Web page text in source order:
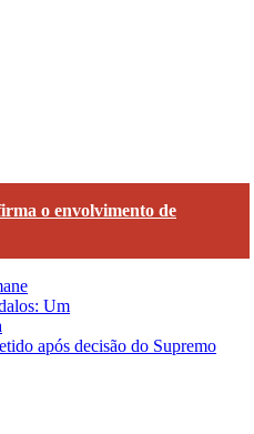
o envolvimento de
Um
após decisão do Supremo